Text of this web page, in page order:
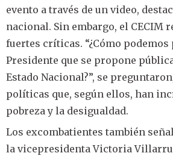
evento a través de un video,
nacional. Sin embargo, el CECIM
fuertes críticas. “¿Cómo
Presidente que se propone
Estado Nacional?”, se
políticas que, según ellos, han
pobreza y la desigualdad.
Los excombatientes también
la vicepresidenta Victoria